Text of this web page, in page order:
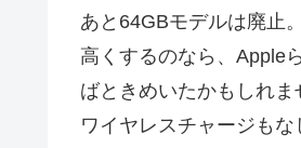
あと64GBモデルは廃止
高くするのなら、Apple
ばときめいたかもしれま
ワイヤレスチャージもな